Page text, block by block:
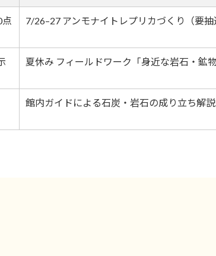
7/26–27 アンモナイトレプリカづくり（要抽
夏休み フィールドワーク「身近な岩石・鉱
館内ガイドによる石炭・岩石の成り立ち解説